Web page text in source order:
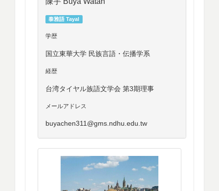
泰雅語 Tayal
学歴
国立東華大学 民族言語・伝播学系
経歴
台湾タイヤル族語文学会 第3期理事
メールアドレス
buyachen311@gms.ndhu.edu.tw